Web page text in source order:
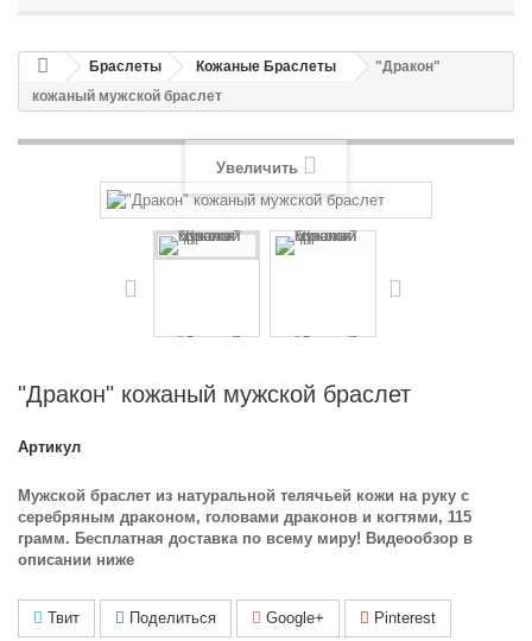
Браслеты Кожаные Браслеты
"Дракон"
кожаный мужской браслет
Увеличить
"Дракон" кожаный мужской браслет
Артикул
Мужской браслет из натуральной телячьей кожи на руку с
серебряным драконом, головами драконов и когтями, 115
грамм. Бесплатная доставка по всему миру! Видеообзор в
описании ниже
Твит Поделиться Google+ Pinterest